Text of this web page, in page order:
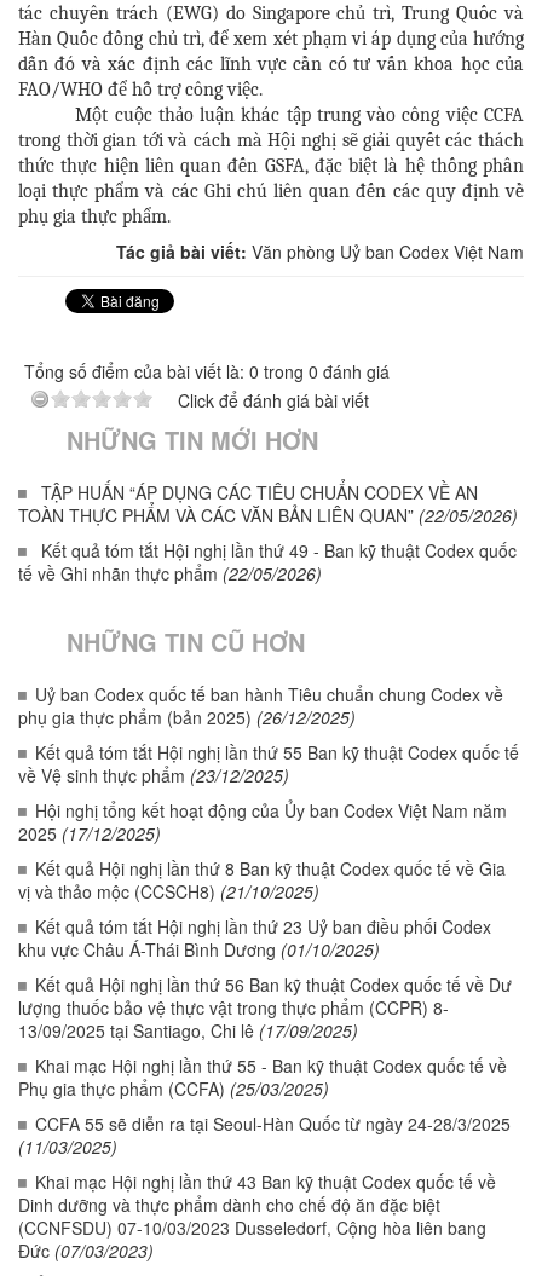
tác chuyên trách (EWG) do Singapore chủ trì, Trung Quốc và
Hàn Quốc đồng chủ trì, để xem xét phạm vi áp dụng của hướng
dẫn đó và xác định các lĩnh vực cần có tư vấn khoa học của
FAO/WHO để hỗ trợ công việc.
Một cuộc thảo luận khác tập trung vào công việc CCFA
trong thời gian tới và cách mà Hội nghị sẽ giải quyết các thách
thức thực hiện liên quan đến GSFA, đặc biệt là hệ thống phân
loại thực phẩm và các Ghi chú liên quan đến các quy định về
phụ gia thực phẩm.
Tác giả bài viết: Văn phòng Uỷ ban Codex Việt Nam
Tổng số điểm của bài viết là: 0 trong 0 đánh giá
Click để đánh giá bài viết
NHỮNG TIN MỚI HƠN
TẬP HUẤN “ÁP DỤNG CÁC TIÊU CHUẨN CODEX VỀ AN
TOÀN THỰC PHẨM VÀ CÁC VĂN BẢN LIÊN QUAN” (22/05/2026)
Kết quả tóm tắt Hội nghị lần thứ 49 - Ban kỹ thuật Codex quốc
tế về Ghi nhãn thực phẩm (22/05/2026)
NHỮNG TIN CŨ HƠN
Uỷ ban Codex quốc tế ban hành Tiêu chuẩn chung Codex về
phụ gia thực phẩm (bản 2025) (26/12/2025)
Kết quả tóm tắt Hội nghị lần thứ 55 Ban kỹ thuật Codex quốc tế
về Vệ sinh thực phẩm (23/12/2025)
Hội nghị tổng kết hoạt động của Ủy ban Codex Việt Nam năm
2025 (17/12/2025)
Kết quả Hội nghị lần thứ 8 Ban kỹ thuật Codex quốc tế về Gia
vị và thảo mộc (CCSCH8) (21/10/2025)
Kết quả tóm tắt Hội nghị lần thứ 23 Uỷ ban điều phối Codex
khu vực Châu Á-Thái Bình Dương (01/10/2025)
Kết quả Hội nghị lần thứ 56 Ban kỹ thuật Codex quốc tế về Dư
lượng thuốc bảo vệ thực vật trong thực phẩm (CCPR) 8-
13/09/2025 tại Santiago, Chi lê (17/09/2025)
Khai mạc Hội nghị lần thứ 55 - Ban kỹ thuật Codex quốc tế về
Phụ gia thực phẩm (CCFA) (25/03/2025)
CCFA 55 sẽ diễn ra tại Seoul-Hàn Quốc từ ngày 24-28/3/2025
(11/03/2025)
Khai mạc Hội nghị lần thứ 43 Ban kỹ thuật Codex quốc tế về
Dinh dưỡng và thực phẩm dành cho chế độ ăn đặc biệt
(CCNFSDU) 07-10/03/2023 Dusseledorf, Cộng hòa liên bang
Đức (07/03/2023)